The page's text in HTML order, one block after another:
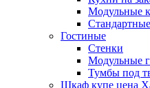
Модульные
Гостиные
Стенки
Модульные
Тумбы под
Шкаф купе цена